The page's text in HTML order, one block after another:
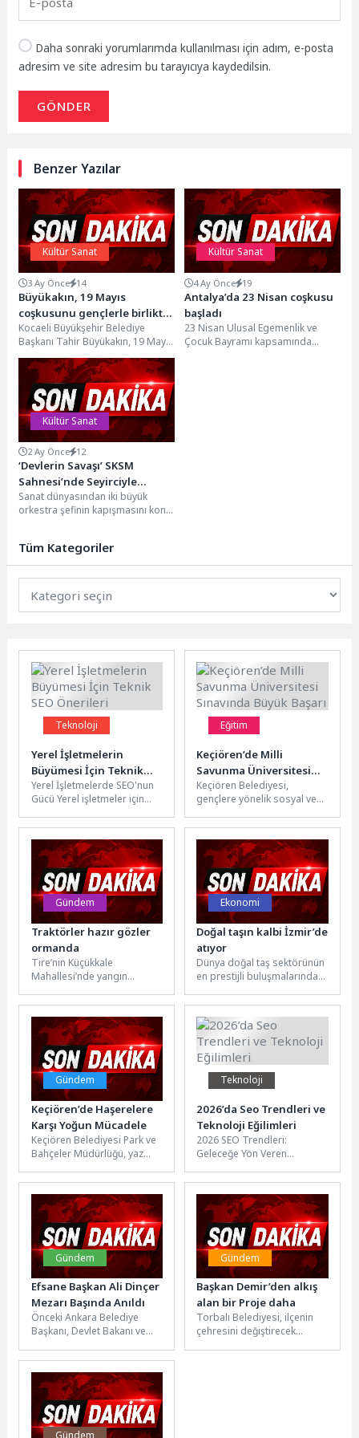
Daha sonraki yorumlarımda kullanılması için adım, e-posta
adresim ve site adresim bu tarayıcıya kaydedilsin.
GÖNDER
Benzer Yazılar
Kültür Sanat
3 Ay Önce 14
Büyükakın, 19 Mayıs
coşkusunu gençlerle birlikte
yaşadı
Kocaeli Büyükşehir Belediye
Başkanı Tahir Büyükakın, 19 Mayıs
kutlamaları kapsamındaki bisiklet
turuna katılarak gençlerle
birlikte...
Kültür Sanat
4 Ay Önce 19
Antalya’da 23 Nisan coşkusu
başladı
23 Nisan Ulusal Egemenlik ve
Çocuk Bayramı kapsamında
Kültür Sanat
2 Ay Önce 12
‘Devlerin Savaşı’ SKSM
Sahnesi’nde Seyirciyle
Buluştu
Sanat dünyasından iki büyük
orkestra şefinin kapışmasını konu
Belediyesi...
Tüm Kategoriler
Teknoloji
Yerel İşletmelerin
Büyümesi İçin Teknik
SEO Önerileri
Yerel İşletmelerde SEO'nun
Gücü Yerel işletmeler için
Optimizasyonu), dijital
varlıklarını ve çevrimiçi...
Eğitim
Keçiören’de Milli
Savunma Üniversitesi
Sınavında Büyük Başarı
Keçiören Belediyesi,
gençlere yönelik sosyal ve
eğitime yönelik
çalışmalarıyla da
öğrencilerin...
Gündem
Traktörler hazır gözler
ormanda
Tire’nin Küçükkale
Mahallesi’nde yangın
teyakkuza geçti.
Büyükşehir’in eğitimleriyle
güçlenen yurttaşlar, itfaiye...
Ekonomi
Doğal taşın kalbi İzmir’de
atıyor
Dünya doğal taş sektörünün
en prestijli buluşmalarından
görkemli bir açılışla Fuar...
Gündem
Keçiören’de Haşerelere
Karşı Yoğun Mücadele
Keçiören Belediyesi Park ve
Bahçeler Müdürlüğü, yaz
birlikte ortaya çıkabilecek
haşere ve...
Teknoloji
2026’da Seo Trendleri ve
Teknoloji Eğilimleri
2026 SEO Trendleri:
Geleceğe Yön Veren
sürekli olarak değişmekte ve
gelişmektedir. 2026...
Gündem
Efsane Başkan Ali Dinçer
Mezarı Başında Anıldı
Önceki Ankara Belediye
Başkanı, Devlet Bakanı ve
Milletvekili Ali...
Gündem
Başkan Demir’den alkış
alan bir Proje daha
Torbalı Belediyesi, ilçenin
çehresini değiştirecek
Gündem